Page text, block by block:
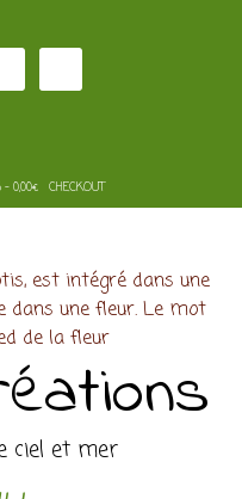
- 0,00€ CHECKOUT
ciel et mer